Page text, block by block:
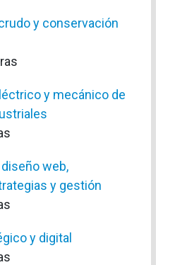
y conservación
y mecánico de
web,
y gestión
y digital